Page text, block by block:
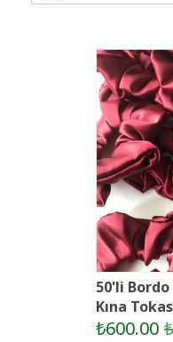
50'li
Kına
₺600.00